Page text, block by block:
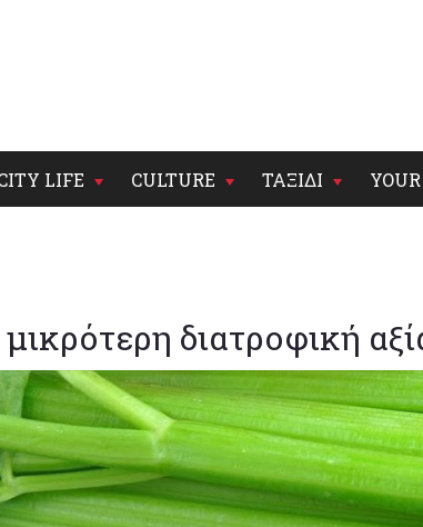
LIFE CULTURE ΤΑΞΙΔΙ
διατροφική